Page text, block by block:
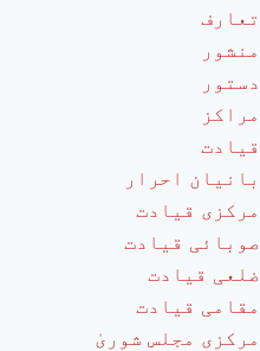
تعارف
منشور
دستور
مراکز
قیادت
بانیان احرار
مرکزی قیادت
صوبائی قیادت
ضلعی قیادت
مقامی قیادت
مرکزی مجلس شوریٰ